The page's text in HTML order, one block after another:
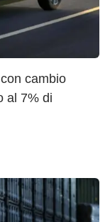
cambio
al 7% di